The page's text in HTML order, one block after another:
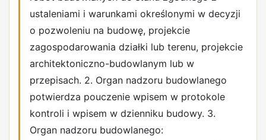
ustaleniami i warunkami określonymi w decyzji
o pozwoleniu na budowę, projekcie
zagospodarowania działki lub terenu, projekcie
architektoniczno-budowlanym lub w
przepisach. 2. Organ nadzoru budowlanego
potwierdza pouczenie wpisem w protokole
kontroli i wpisem w dzienniku budowy. 3.
Organ nadzoru budowlanego: